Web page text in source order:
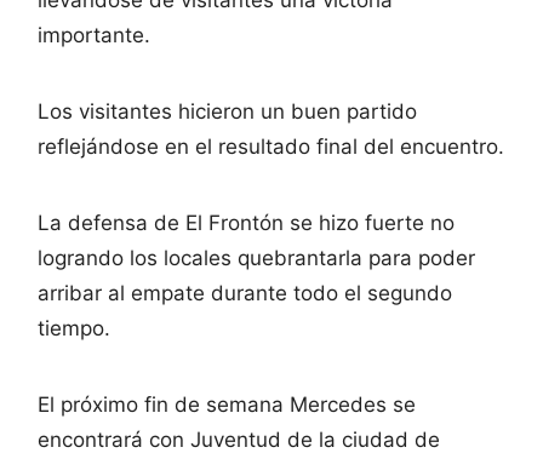
importante.
Los visitantes hicieron un buen partido
reflejándose en el resultado final del encuentro.
La defensa de El Frontón se hizo fuerte no
logrando los locales quebrantarla para poder
arribar al empate durante todo el segundo
tiempo.
El próximo fin de semana Mercedes se
encontrará con Juventud de la ciudad de